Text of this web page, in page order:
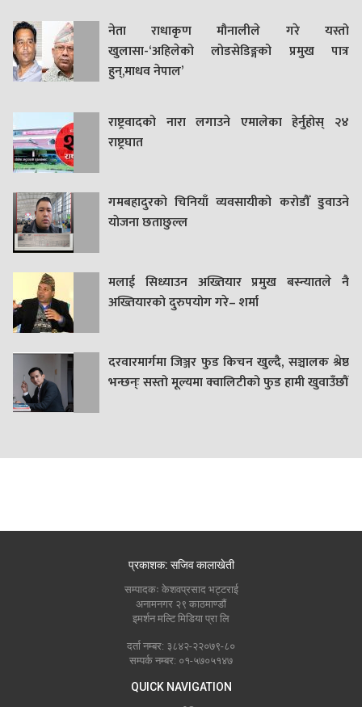
नेता राधाकृण मौनालीले गरे यस्तो
खुलासा-‘अहिलेको लोडसेडिङ्गको प्रमुख पात्र
हुन्,माधव नेपाल’
राष्ट्रवादको नारा लगाउने एमालेका हेर्नुहोस् २४
राष्ट्रघात
गमबहादुरकाे चिनियाँ व्यवसायीको करोडौँ डुवाउने
याेजना छताछुल्ल
मलाई सिध्याउन अख्तियार प्रमुख बस्न्यातले नै
अख्तियारको दुरुपयोग गरे– शर्मा
दरवारमार्गमा जिञ्जर फुड किचन खुल्दै, सञ्चालक श्रेष्ठ
भन्छन्ः सस्तो मूल्यमा क्वालिटीको फुड हामी खुवाउँछौं
प्रकाशक: सजिव कालाखेती
सम्पादकः केशवप्रसाद भट्टराई
अनामनगर २९ काठमाण्डौं
इमर्शन मल्टि मिडिया प्रा लि
दर्ता नम्बर: ३८४२-२२०७९-८०
सम्पर्क नम्बर: ०१-५७०५१४७
QUICK NAVIGATION